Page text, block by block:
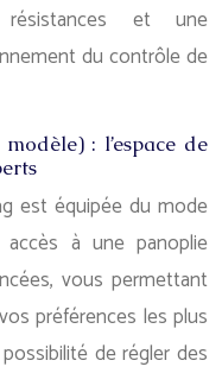
et une
du contrôle de
: l’espace de
est équipée du mode
à une panoplie
vous permettant
préférences les plus
de régler des